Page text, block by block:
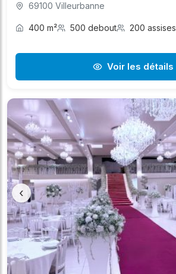
69100 Villeurbanne
400 m² 500 debout 200 assises
Voir les détails
‹